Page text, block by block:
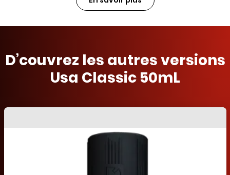
D’couvrez les autres versions
Usa Classic 50mL